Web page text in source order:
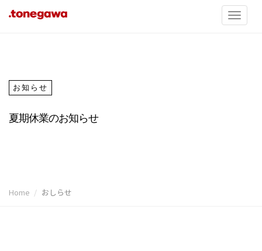
お知らせ
夏期休業のお知らせ
Home おしらせ